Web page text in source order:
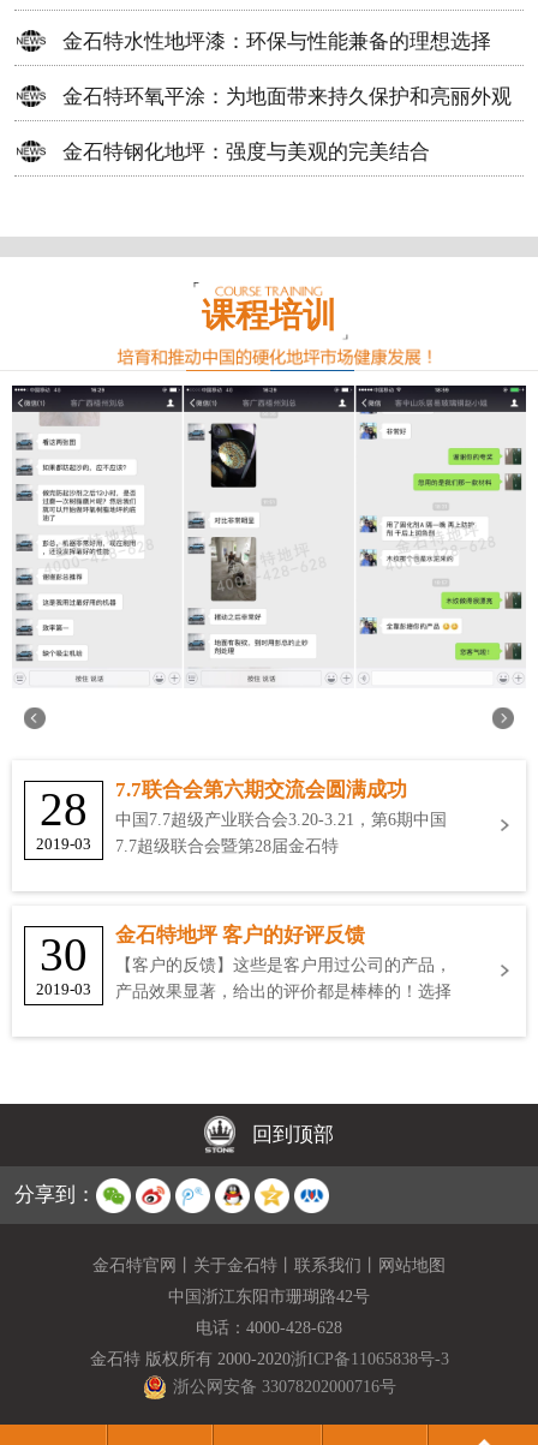
金石特水性地坪漆：环保与性能兼备的理想选择
金石特环氧平涂：为地面带来持久保护和亮丽外观
金石特钢化地坪：强度与美观的完美结合
课程培训
28
2019-03
7.7联合会第六期交流会圆满成功
中国7.7超级产业联合会3.20-3.21，第6期中国
7.7超级联合会暨第28届金石特
30
2019-03
金石特地坪 客户的好评反馈
【客户的反馈】这些是客户用过公司的产品，
产品效果显著，给出的评价都是棒棒的！选择
回到顶部
分享到：
金石特官网 关于金石特 联系我们
网站地图
中国浙江东阳市珊瑚路42号
电话： 4000-428-628
金石特 版权所有 2000-2020浙ICP备11065838号-3
浙公网安备 33078202000716号